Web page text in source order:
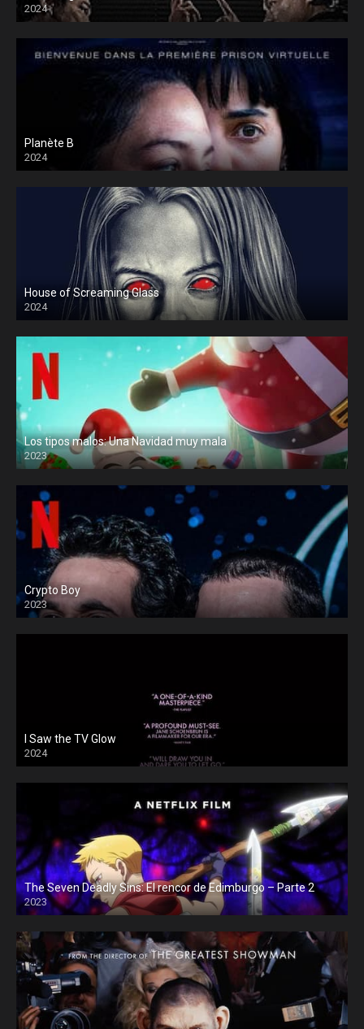
2024
Planète B
2024
House of Screaming Glass
2024
Los tipos malos: Una Navidad muy mala
2023
Crypto Boy
2023
I Saw the TV Glow
2024
The Seven Deadly Sins: El rencor de Edimburgo – Parte 2
2023